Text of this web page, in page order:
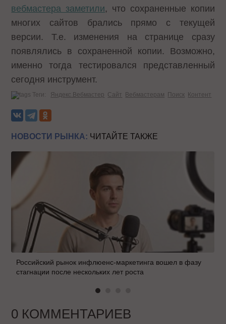
вебмастера заметили, что сохраненные копии
многих сайтов брались прямо с текущей
версии. Т.е. изменения на странице сразу
появлялись в сохраненной копии. Возможно,
именно тогда тестировался представленный
сегодня инструмент.
Теги: Яндекс.Вебмастер Сайт Вебмастерам Поиск Контент
НОВОСТИ РЫНКА: ЧИТАЙТЕ ТАКЖЕ
Российский рынок инфлюенс-маркетинга вошел в фазу
стагнации после нескольких лет роста
0 КОММЕНТАРИЕВ